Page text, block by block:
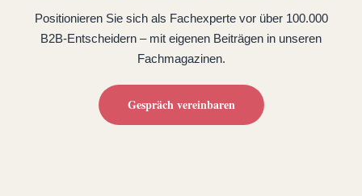
Positionieren Sie sich als Fachexperte vor über 100.000
B2B-Entscheidern – mit eigenen Beiträgen in unseren
Fachmagazinen.
Gespräch vereinbaren